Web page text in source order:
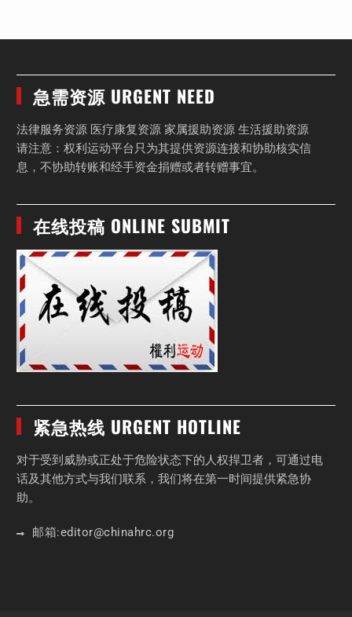
急需资源 URGENT NEED
法律服务资源 医疗康复资源 家属援助资源 生活援助资源
请注意：权利运动平台只为其提供资源连接和协助核实信
息，不协助转账和经手资金捐赠或者转赠事宜。
在线投稿 ONLINE SUBMIT
紧急热线 URGENT HOTLINE
对于受到威胁或正处于危险状态下的人权捍卫者，可通过电
话及其他方式与我们联系，我们将在第一时间提供紧急协
助。
邮箱:editor@chinahrc.org